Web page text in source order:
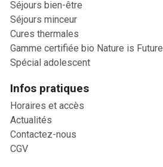
Séjours bien-être
Séjours minceur
Cures thermales
Gamme certifiée bio Nature is Future
Spécial adolescent
Infos pratiques
Horaires et accès
Actualités
Contactez-nous
CGV